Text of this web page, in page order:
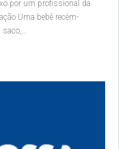
por um profissional da
Uma bebê recém-